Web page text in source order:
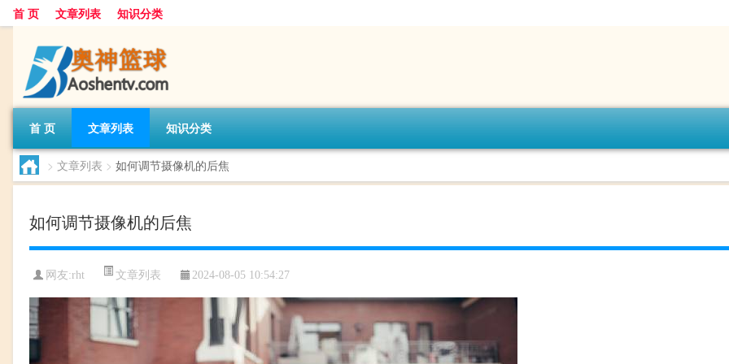
首 页 文章列表 知识分类
首 页 文章列表 知识分类
> 文章列表 > 如何调节摄像机的后焦
如何调节摄像机的后焦
网友:rht 文章列表 2024-08-05 10:54:27